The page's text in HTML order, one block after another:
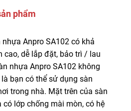
phẩm
Anpro SA102 có khả
cao, dễ lắp đặt, bảo trì / lau
nhựa Anpro SA102 không
bạn có thể sử dụng sàn
trong nhà. Mặt trên của sàn
lớp chống mài mòn, có hệ